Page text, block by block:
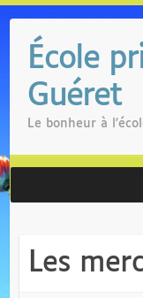
contentÉcole
Guéret
Le bonheur à
Les